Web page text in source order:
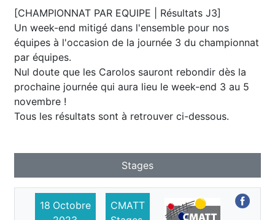
[CHAMPIONNAT PAR EQUIPE | Résultats J3]
Un week-end mitigé dans l'ensemble pour nos
équipes à l'occasion de la journée 3 du championnat
par équipes.
Nul doute que les Carolos sauront rebondir dès la
prochaine journée qui aura lieu le week-end 3 au 5
novembre !
Tous les résultats sont à retrouver ci-dessous.
Stages
18 Octobre
CMATT